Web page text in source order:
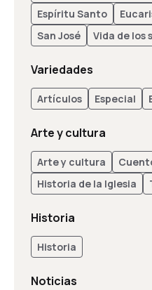
Espíritu Santo
San José
Vida de los
Variedades
Artículos Especial
Arte y cultura
Arte y cultura
Historia de la Iglesia
Historia
Historia
Noticias